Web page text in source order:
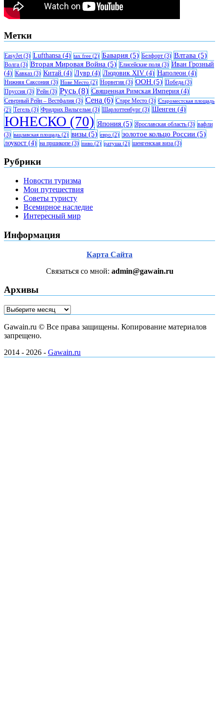
Метки
EasyJet(3) Lufthansa (4) tax free (2) Бавария (5) Белфорт (3) Влтава (5)
Волга (3) Вторая Мировая Война (5) Елисейские поля (3) Иван Грозный
(4) Кавказ (3) Китай (4) Лувр (4) Людовик XIV (4) Наполеон (4)
Нижняя Саксония (3) Нове Место (2) Норвегия (3) ООН (5) Победа (3)
Пруссия (3) Рейн (3) Русь (8) Священная Римская Империя (4)
Северный Рейн – Вестфалия (3) Сена (6) Старе Место (3) Староместская площадь
(2) Тегель (3) Фридрих Вильгельм (3) Шарлоттенбург (3) Шенген (4)
ЮНЕСКО (70) Япония (5) Ярославская область (3) вафли
(3) вацлавская площадь (2) визы (5) евро (2) золотое кольцо России (5)
лоукост (4) на пршикопе (3) пиво (2) ратуша (2) шенгенская виза (3)
Рубрики
Новости туризма
Мои путешествия
Советы туристу
Всемирное наследие
Интересный мир
Информация
Карта Сайта
Связаться со мной: admin@gawain.ru
Архивы
Архивы
Gawain.ru © Все права защищены. Копирование материалов
запрещено.
2014 - 2026 - Gawain.ru